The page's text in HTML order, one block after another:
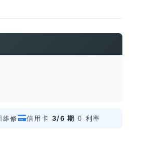
維修 信用卡 3/6 期 0 利率